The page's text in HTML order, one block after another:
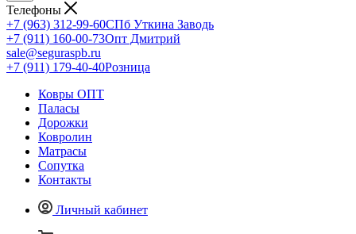
Телефоны
+7 (963) 312-99-60СПб Уткина Заводь
+7 (911) 160-00-73Опт Дмитрий
sale@seguraspb.ru
+7 (911) 179-40-40Розница
Ковры ОПТ
Паласы
Дорожки
Ковролин
Матрасы
Сопутка
Контакты
Личный кабинет